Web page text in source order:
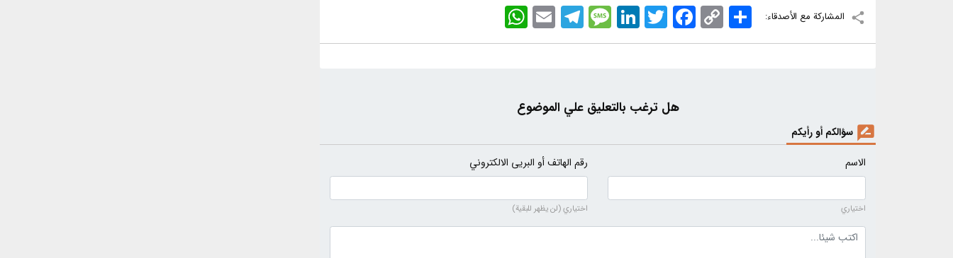
المشاركة مع الأصدقاء: WhatsApp EmailTelegramMessageLinkedInTwitterFacebook Copy
Link
اشتراک
هل ترغب بالتعليق علي الموضوع
سؤالكم أو رأيكم
الاسم
اختياري
رقم الهاتف أو البريى الالكتروني
اختياري (لن يظهر للبقية)
نص التعليق